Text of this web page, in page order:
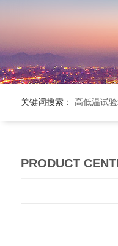
关键词搜索： 高低温试验
PRODUCT